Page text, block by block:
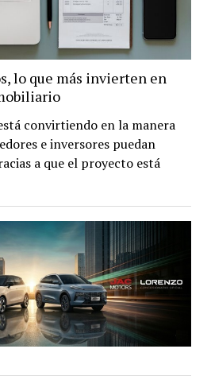
lo que más invierten en
convirtiendo en la manera
e inversores puedan
a que el proyecto está